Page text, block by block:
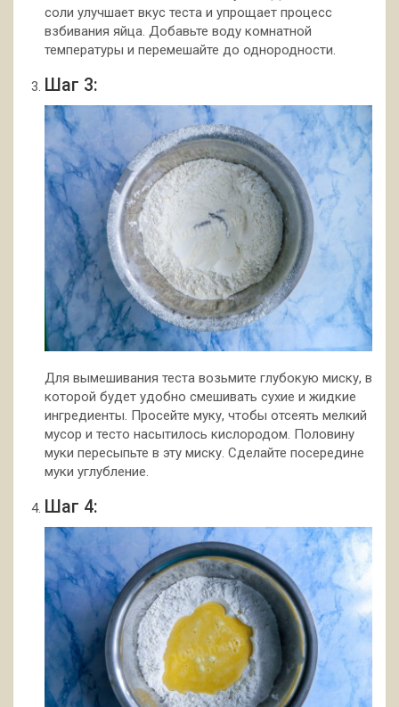
соли улучшает вкус теста и упрощает процесс
взбивания яйца. Добавьте воду комнатной
температуры и перемешайте до однородности.
Шаг 3:
Для вымешивания теста возьмите глубокую миску, в
которой будет удобно смешивать сухие и жидкие
ингредиенты. Просейте муку, чтобы отсеять мелкий
мусор и тесто насытилось кислородом. Половину
муки пересыпьте в эту миску. Сделайте посередине
муки углубление.
Шаг 4: